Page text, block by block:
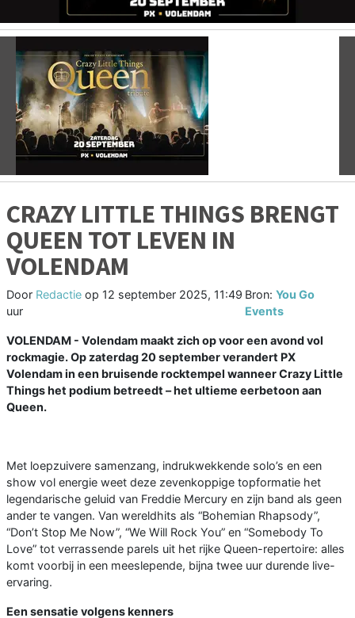
Vorige
CRAZY LITTLE THINGS BRENGT
QUEEN TOT LEVEN IN
VOLENDAM
Door Redactie op 12 september 2025, 11:49
uur
Bron:You Go
Events
VOLENDAM - Volendam maakt zich op voor een avond vol
rockmagie. Op zaterdag 20 september verandert PX
Volendam in een bruisende rocktempel wanneer Crazy Little
Things het podium betreedt – het ultieme eerbetoon aan
Queen.
Met loepzuivere samenzang, indrukwekkende solo’s en een
show vol energie weet deze zevenkoppige topformatie het
legendarische geluid van Freddie Mercury en zijn band als geen
ander te vangen. Van wereldhits als “Bohemian Rhapsody”,
“Don’t Stop Me Now”, “We Will Rock You” en “Somebody To
Love” tot verrassende parels uit het rijke Queen-repertoire: alles
komt voorbij in een meeslepende, bijna twee uur durende live-
ervaring.
Een sensatie volgens kenners